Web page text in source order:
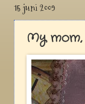
15 juni 2009
My